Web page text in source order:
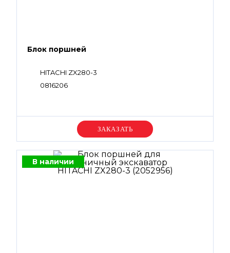
Блок поршней
HITACHI ZX280-3
0816206
Уточняйте цену
В наличии